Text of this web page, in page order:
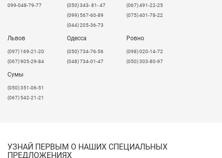
099-048-79-77
(050) 343- 81- 47
(099) 567-60-89
(044) 205-36-73
(067) 491-22-25
(075) 401-78-22
Львов
​(097) 169-21-20
(067) 905-29-84
Одесса
(050) 734-76-56
(048) 734-01-47
Ровно
(098) 020-14-72
(050) 303-80-97
Сумы
(050) 351-06-51
(067) 542-21-21
УЗНАЙ ПЕРВЫМ О НАШИХ СПЕЦИАЛЬНЫХ
ПРЕДЛОЖЕНИЯХ